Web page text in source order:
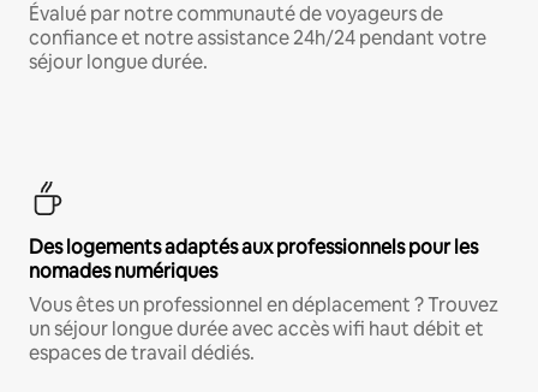
Évalué par notre communauté de voyageurs de
confiance et notre assistance 24h/24 pendant votre
séjour longue durée.
Des logements adaptés aux professionnels pour les
nomades numériques
Vous êtes un professionnel en déplacement ? Trouvez
un séjour longue durée avec accès wifi haut débit et
espaces de travail dédiés.